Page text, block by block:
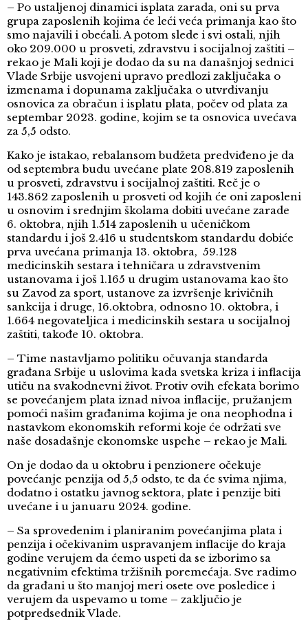
– Po ustaljenoj dinamici isplata zarada, oni su prva
grupa zaposlenih kojima će leći veća primanja kao što
smo najavili i obećali. A potom slede i svi ostali, njih
oko 209.000 u prosveti, zdravstvu i socijalnoj zaštiti –
rekao je Mali koji je dodao da su na današnjoj sednici
Vlade Srbije usvojeni upravo predlozi zaključaka o
izmenama i dopunama zaključaka o utvrđivanju
osnovica za obračun i isplatu plata, počev od plata za
septembar 2023. godine, kojim se ta osnovica uvećava
za 5,5 odsto.
Kako je istakao, rebalansom budžeta predviđeno je da
od septembra budu uvećane plate 208.819 zaposlenih
u prosveti, zdravstvu i socijalnoj zaštiti. Reč je o
143.862 zaposlenih u prosveti od kojih će oni zaposleni
u osnovim i srednjim školama dobiti uvećane zarade
6. oktobra, njih 1.514 zaposlenih u učeničkom
standardu i još 2.416 u studentskom standardu dobiće
prva uvećana primanja 13. oktobra, 59.128
medicinskih sestara i tehničara u zdravstvenim
ustanovama i još 1.165 u drugim ustanovama kao što
su Zavod za sport, ustanove za izvršenje krivičnih
sankcija i druge, 16.oktobra, odnosno 10. oktobra, i
1.664 negovateljica i medicinskih sestara u socijalnoj
zaštiti, takođe 10. oktobra.
– Time nastavljamo politiku očuvanja standarda
građana Srbije u uslovima kada svetska kriza i inflacija
utiču na svakodnevni život. Protiv ovih efekata borimo
se povećanjem plata iznad nivoa inflacije, pružanjem
pomoći našim građanima kojima je ona neophodna i
nastavkom ekonomskih reformi koje će održati sve
naše dosadašnje ekonomske uspehe – rekao je Mali.
On je dodao da u oktobru i penzionere očekuje
povećanje penzija od 5,5 odsto, te da će svima njima,
dodatno i ostatku javnog sektora, plate i penzije biti
uvećane i u januaru 2024. godine.
– Sa sprovedenim i planiranim povećanjima plata i
penzija i očekivanim uspravanjem inflacije do kraja
godine verujem da ćemo uspeti da se izborimo sa
negativnim efektima tržišnih poremećaja. Sve radimo
da građani u što manjoj meri osete ove posledice i
verujem da uspevamo u tome – zaključio je
potpredsednik Vlade.